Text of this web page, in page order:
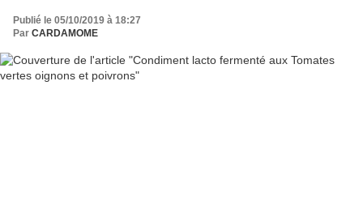
Publié le 05/10/2019 à 18:27
Par CARDAMOME